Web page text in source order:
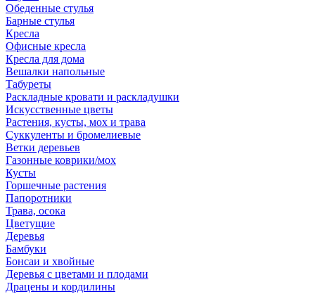
Обеденные стулья
Барные стулья
Кресла
Офисные кресла
Кресла для дома
Вешалки напольные
Табуреты
Раскладные кровати и раскладушки
Искусственные цветы
Растения, кусты, мох и трава
Суккуленты и бромелиевые
Ветки деревьев
Газонные коврики/мох
Кусты
Горшечные растения
Папоротники
Трава, осока
Цветущие
Деревья
Бамбуки
Бонсаи и хвойные
Деревья с цветами и плодами
Драцены и кордилины